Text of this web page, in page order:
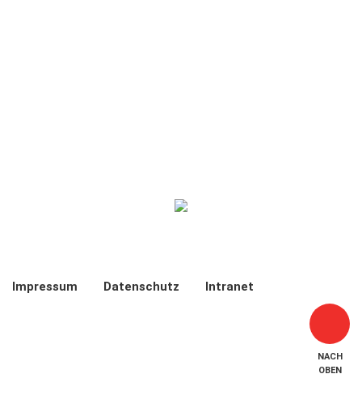
Impressum Datenschutz Intranet
NACH
OBEN